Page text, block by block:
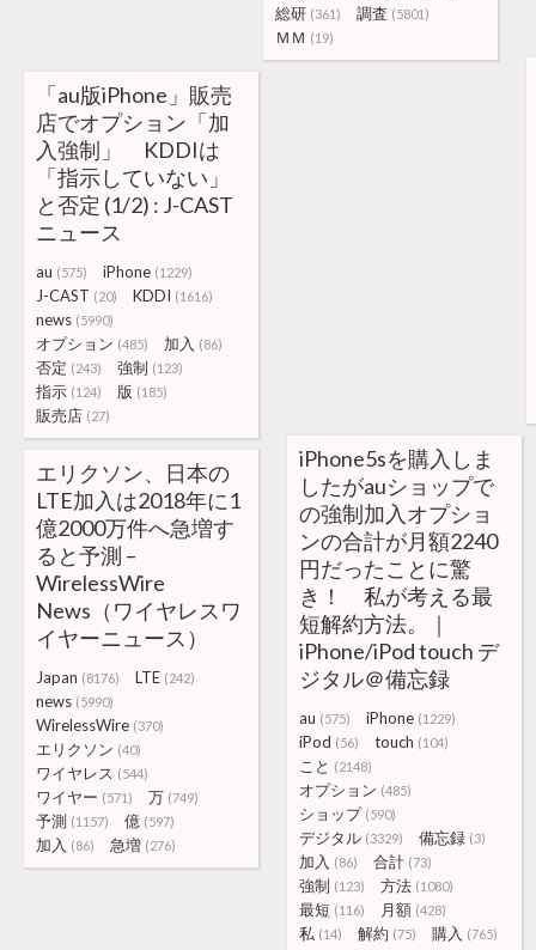
総研 (361) 調査 (5801)
ＭＭ (19)
「au版iPhone」販売
店でオプション「加
入強制」 KDDIは
「指示していない」
と否定 (1/2) : J-CAST
ニュース
au (575) iPhone (1229)
J-CAST (20) KDDI (1616)
news (5990)
オプション (485) 加入 (86)
否定 (243) 強制 (123)
指示 (124) 版 (185)
販売店 (27)
iPhone5sを購入しま
したがauショップで
の強制加入オプショ
ンの合計が月額2240
円だったことに驚
き！ 私が考える最
短解約方法。｜
iPhone/iPod touch デ
ジタル＠備忘録
au (575) iPhone (1229)
iPod (56) touch (104)
こと (2148)
オプション (485)
ショップ (590)
デジタル (3329) 備忘録 (3)
加入 (86) 合計 (73)
強制 (123) 方法 (1080)
最短 (116) 月額 (428)
私 (14) 解約 (75) 購入 (765)
エリクソン、日本の
LTE加入は2018年に1
億2000万件へ急増す
ると予測 –
WirelessWire
News（ワイヤレスワ
イヤーニュース）
Japan (8176) LTE (242)
news (5990)
WirelessWire (370)
エリクソン (40)
ワイヤレス (544)
ワイヤー (571) 万 (749)
予測 (1157) 億 (597)
加入 (86) 急増 (276)